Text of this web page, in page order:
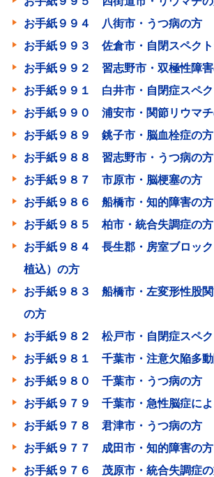
お手紙９９４ 八街市・うつ病の方
お手紙９９３ 佐倉市・自閉スペク
お手紙９９２ 習志野市・双極性障
お手紙９９１ 白井市・自閉症スペ
お手紙９９０ 浦安市・関節リウマ
お手紙９８９ 銚子市・脳血栓症の方
お手紙９８８ 習志野市・うつ病の方
お手紙９８７ 市原市・脳梗塞の方
お手紙９８６ 船橋市・知的障害の方
お手紙９８５ 柏市・統合失調症の方
お手紙９８４ 長生郡・房室ブロッ
植込）の方
お手紙９８３ 船橋市・左変形性股関
の方
お手紙９８２ 松戸市・自閉症スペ
お手紙９８１ 千葉市・注意欠陥多
お手紙９８０ 千葉市・うつ病の方
お手紙９７９ 千葉市・急性脳症に
お手紙９７８ 君津市・うつ病の方
お手紙９７７ 成田市・知的障害の方
お手紙９７６ 茂原市・統合失調症